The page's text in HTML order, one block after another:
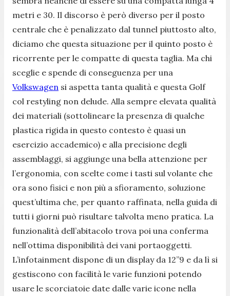
metri e 30. Il discorso è però diverso per il posto
centrale che è penalizzato dal tunnel piuttosto alto,
diciamo che questa situazione per il quinto posto è
ricorrente per le compatte di questa taglia. Ma chi
sceglie e spende di conseguenza per una
Volkswagen si aspetta tanta qualità e questa Golf
col restyling non delude. Alla sempre elevata qualità
dei materiali (sottolineare la presenza di qualche
plastica rigida in questo contesto è quasi un
esercizio accademico) e alla precisione degli
assemblaggi, si aggiunge una bella attenzione per
l’ergonomia, con scelte come i tasti sul volante che
ora sono fisici e non più a sfioramento, soluzione
quest’ultima che, per quanto raffinata, nella guida di
tutti i giorni può risultare talvolta meno pratica. La
funzionalità dell’abitacolo trova poi una conferma
nell’ottima disponibilità dei vani portaoggetti.
L’infotainment dispone di un display da 12”9 e da lì si
gestiscono con facilità le varie funzioni potendo
usare le scorciatoie date dalle varie icone nella